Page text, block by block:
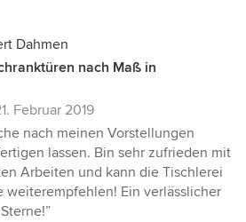
Dahmen
nach Maß in
Februar 2019
nach meinen Vorstellungen
lassen. Bin sehr zufrieden mit
Arbeiten und kann die Tischlerei
weiterempfehlen! Ein verlässlicher